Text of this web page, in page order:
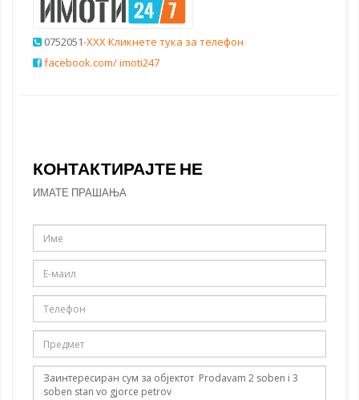
0752051-XXX Кликнете тука за телефон
facebook.com/ imoti247
КОНТАКТИРАЈТЕ НЕ
ИМАТЕ ПРАШАЊА